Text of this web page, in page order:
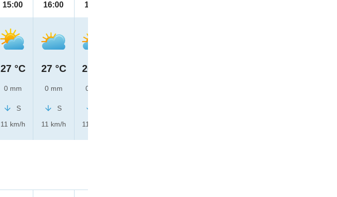
15:00
27 °C
0 mm
S
11 km/h
16:00
27 °C
0 mm
S
11 km/h
17:00
26 °C
0 mm
11 km/h